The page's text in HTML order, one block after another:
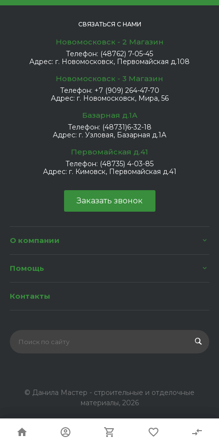
СВЯЗАТЬСЯ С НАМИ
Новомосковск - 2 Магазин
Телефон: (48762) 7-05-45
Адрес: г. Новомосковск, Первомайская д.108
Новомосковск - 3 Магазин
Телефон: +7 (909) 264-47-70
Адрес: г. Новомосковск, Мира, 56
Базарная д.1А
Телефон: (48731)6-32-18
Адрес: г. Узловая, Базарная д.1А
Первомайская д.41
Телефон: (48735) 4-03-85
Адрес: г. Кимовск, Первомайская д.41
Заказать звонок
О компании
Помощь
Контакты
© Данила Мастер - строительные и отделочные
материалы, 2026